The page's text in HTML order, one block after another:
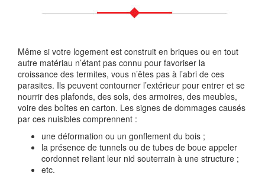
Même si votre logement est construit en briques ou en tout
autre matériau n’étant pas connu pour favoriser la
croissance des termites, vous n’êtes pas à l’abri de ces
parasites. Ils peuvent contourner l’extérieur pour entrer et se
nourrir des plafonds, des sols, des armoires, des meubles,
voire des boîtes en carton. Les signes de dommages causés
par ces nuisibles comprennent :
une déformation ou un gonflement du bois ;
la présence de tunnels ou de tubes de boue appeler
cordonnet reliant leur nid souterrain à une structure ;
etc.